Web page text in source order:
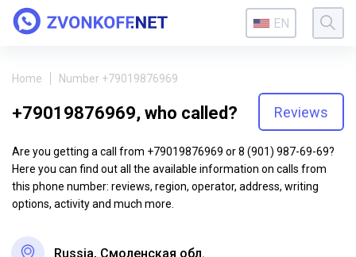
EN
Home Number +79019876969
+79019876969, who called? Reviews
Are you getting a call from +79019876969 or 8 (901) 987-69-69?
Here you can find out all the available information on calls from
this phone number: reviews, region, operator, address, writing
options, activity and much more.
Russia, Смоленская обл.